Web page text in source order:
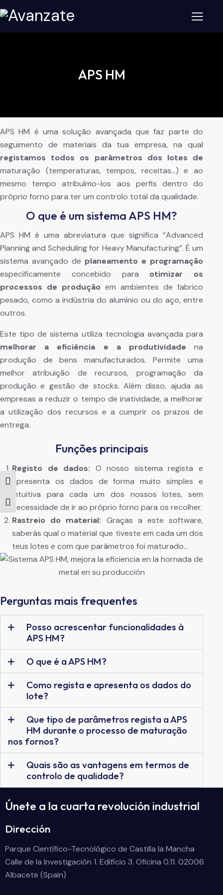
Toggle High Contrast
Toggle Font size
APS HM
APS HM é uma solução avançada que faz parte do
seguimento de materiais da tua empresa, na qual
registamos todos os parâmetros dos lotes de
maturação (temperaturas, tempos, receitas…) e ao
mesmo tempo atribuímo-los aos perfis dentro do
próprio forno para ter um controlo total da qualidade.
O que é um sistema APS HM?
APS HM é uma abreviatura que significa “Advanced
Planning and Scheduling for Heavy Manufacturing”. É um
sistema avançado de planeamento e programação
especificamente concebido para otimizar os
processos de produção em ambientes de fabrico
pesado, como a indústria do alumínio ou do aço, entre
outros.
Este tipo de sistema utiliza tecnologia avançada para
melhorar a eficiência e a produtividade na
produção de bens manufacturados. Permite uma
melhor atribuição de recursos, programação da
produção e gestão de stocks. Além disso, ajuda as
empresas a reduzir o tempo de inatividade, a melhorar
a utilização dos recursos e a cumprir os prazos de
entrega.
Funções principais
Registo de dados: O nosso sistema regista e
apresenta os dados de forma muito simples e
intuitiva para cada um dos nossos lotes, sem
necessidade de ir ao próprio forno para os recolher.
Rastreio do material: Graças a este software,
saberás qual o material que tiveste em cada um dos
teus lotes e com que parâmetros foi maturado…
Perguntas mais frequentes
Posso acrescentar funcionalidades à
APS HM?
O que é a APS HM?
Como regista e apresenta os dados do
lote?
Que tipo de parâmetros regista a APS
HM durante o processo de maturação
nos fornos?
Quais são as vantagens em termos de
controlo de qualidade?
Únete a la cuarta revolución industrial
Dirección
Parque Científico-Tecnológico de Castilla la Mancha
Calle de la Investigación 1. Edificio 3. Oficina 0.11. 02006
Albacete (Spain)